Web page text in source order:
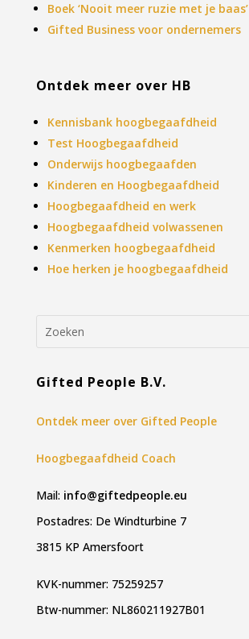
Boek ‘Nooit meer ruzie met je baas’
Gifted Business voor ondernemers
Ontdek meer over HB
Kennisbank hoogbegaafdheid
Test Hoogbegaafdheid
Onderwijs hoogbegaafden
Kinderen en Hoogbegaafdheid
Hoogbegaafdheid en werk
Hoogbegaafdheid volwassenen
Kenmerken hoogbegaafdheid
Hoe herken je hoogbegaafdheid
Gifted People B.V.
Ontdek meer over Gifted People
Hoogbegaafdheid Coach
Mail: info@giftedpeople.eu
Postadres: De Windturbine 7
3815 KP Amersfoort
KVK-nummer: 75259257
Btw-nummer: NL860211927B01